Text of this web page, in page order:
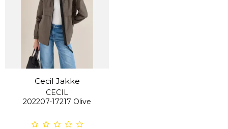
Cecil Jakke
CECIL
202207-17217 Olive